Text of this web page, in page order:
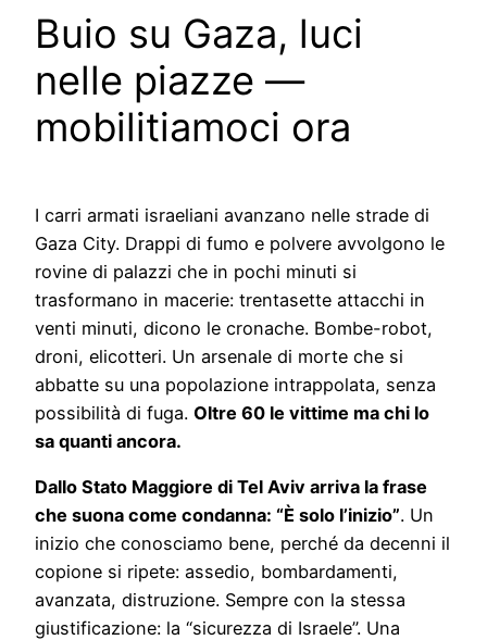
Buio su Gaza, luci
nelle piazze —
mobilitiamoci ora
I carri armati israeliani avanzano nelle strade di
Gaza City. Drappi di fumo e polvere avvolgono le
rovine di palazzi che in pochi minuti si
trasformano in macerie: trentasette attacchi in
venti minuti, dicono le cronache. Bombe-robot,
droni, elicotteri. Un arsenale di morte che si
abbatte su una popolazione intrappolata, senza
possibilità di fuga. Oltre 60 le vittime ma chi lo
sa quanti ancora.
Dallo Stato Maggiore di Tel Aviv arriva la frase
che suona come condanna: “È solo l’inizio”. Un
inizio che conosciamo bene, perché da decenni il
copione si ripete: assedio, bombardamenti,
avanzata, distruzione. Sempre con la stessa
giustificazione: la “sicurezza di Israele”. Una